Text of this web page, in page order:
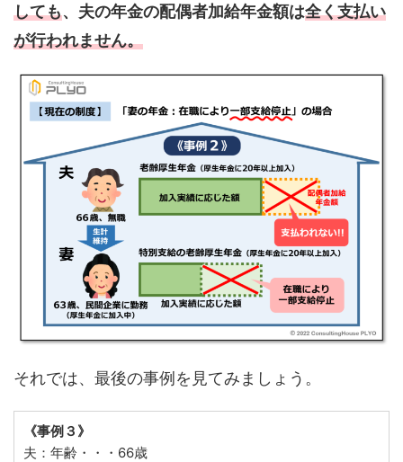
しても、夫の年金の配偶者加給年金額は全く支払い
が行われません。
それでは、最後の事例を見てみましょう。
《事例３》
夫：年齢・・・66歳